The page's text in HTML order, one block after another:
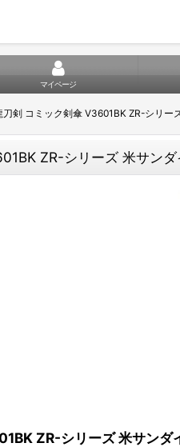
マイページ
刀剣 コミック剣傘 V3601BK ZR-シリー
ZR-シリーズ 米サンダ
ZR-シリーズ 米サンダ